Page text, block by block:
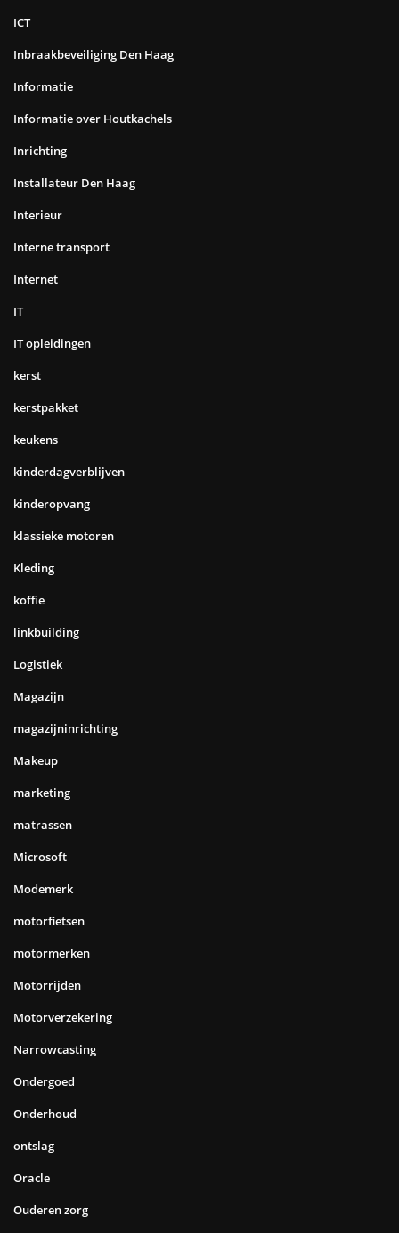
ICT
Inbraakbeveiliging Den Haag
Informatie
Informatie over Houtkachels
Inrichting
Installateur Den Haag
Interieur
Interne transport
Internet
IT
IT opleidingen
kerst
kerstpakket
keukens
kinderdagverblijven
kinderopvang
klassieke motoren
Kleding
koffie
linkbuilding
Logistiek
Magazijn
magazijninrichting
Makeup
marketing
matrassen
Microsoft
Modemerk
motorfietsen
motormerken
Motorrijden
Motorverzekering
Narrowcasting
Ondergoed
Onderhoud
ontslag
Oracle
Ouderen zorg